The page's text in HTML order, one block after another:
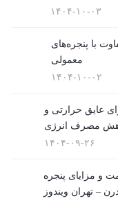
۱۴۰۴-۱۰-۰۳
با پنجره‌های
معمولی
۱۴۰۴-۱۰-۰۲
عایق حرارتی و
مصرف انرژی
۱۴۰۴-۰۹-۲۶
و مزایای پنجره
– تهران ویندوز